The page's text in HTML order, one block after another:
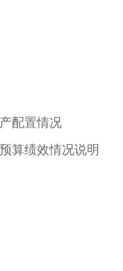
配置情况
算绩效情况说明